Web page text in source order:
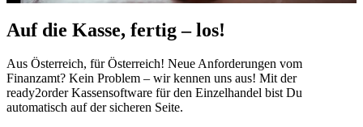
Auf die Kasse, fertig – los!
Aus Österreich, für Österreich! Neue Anforderungen vom
Finanzamt? Kein Problem – wir kennen uns aus! Mit der
ready2order Kassensoftware für den Einzelhandel bist Du
automatisch auf der sicheren Seite.